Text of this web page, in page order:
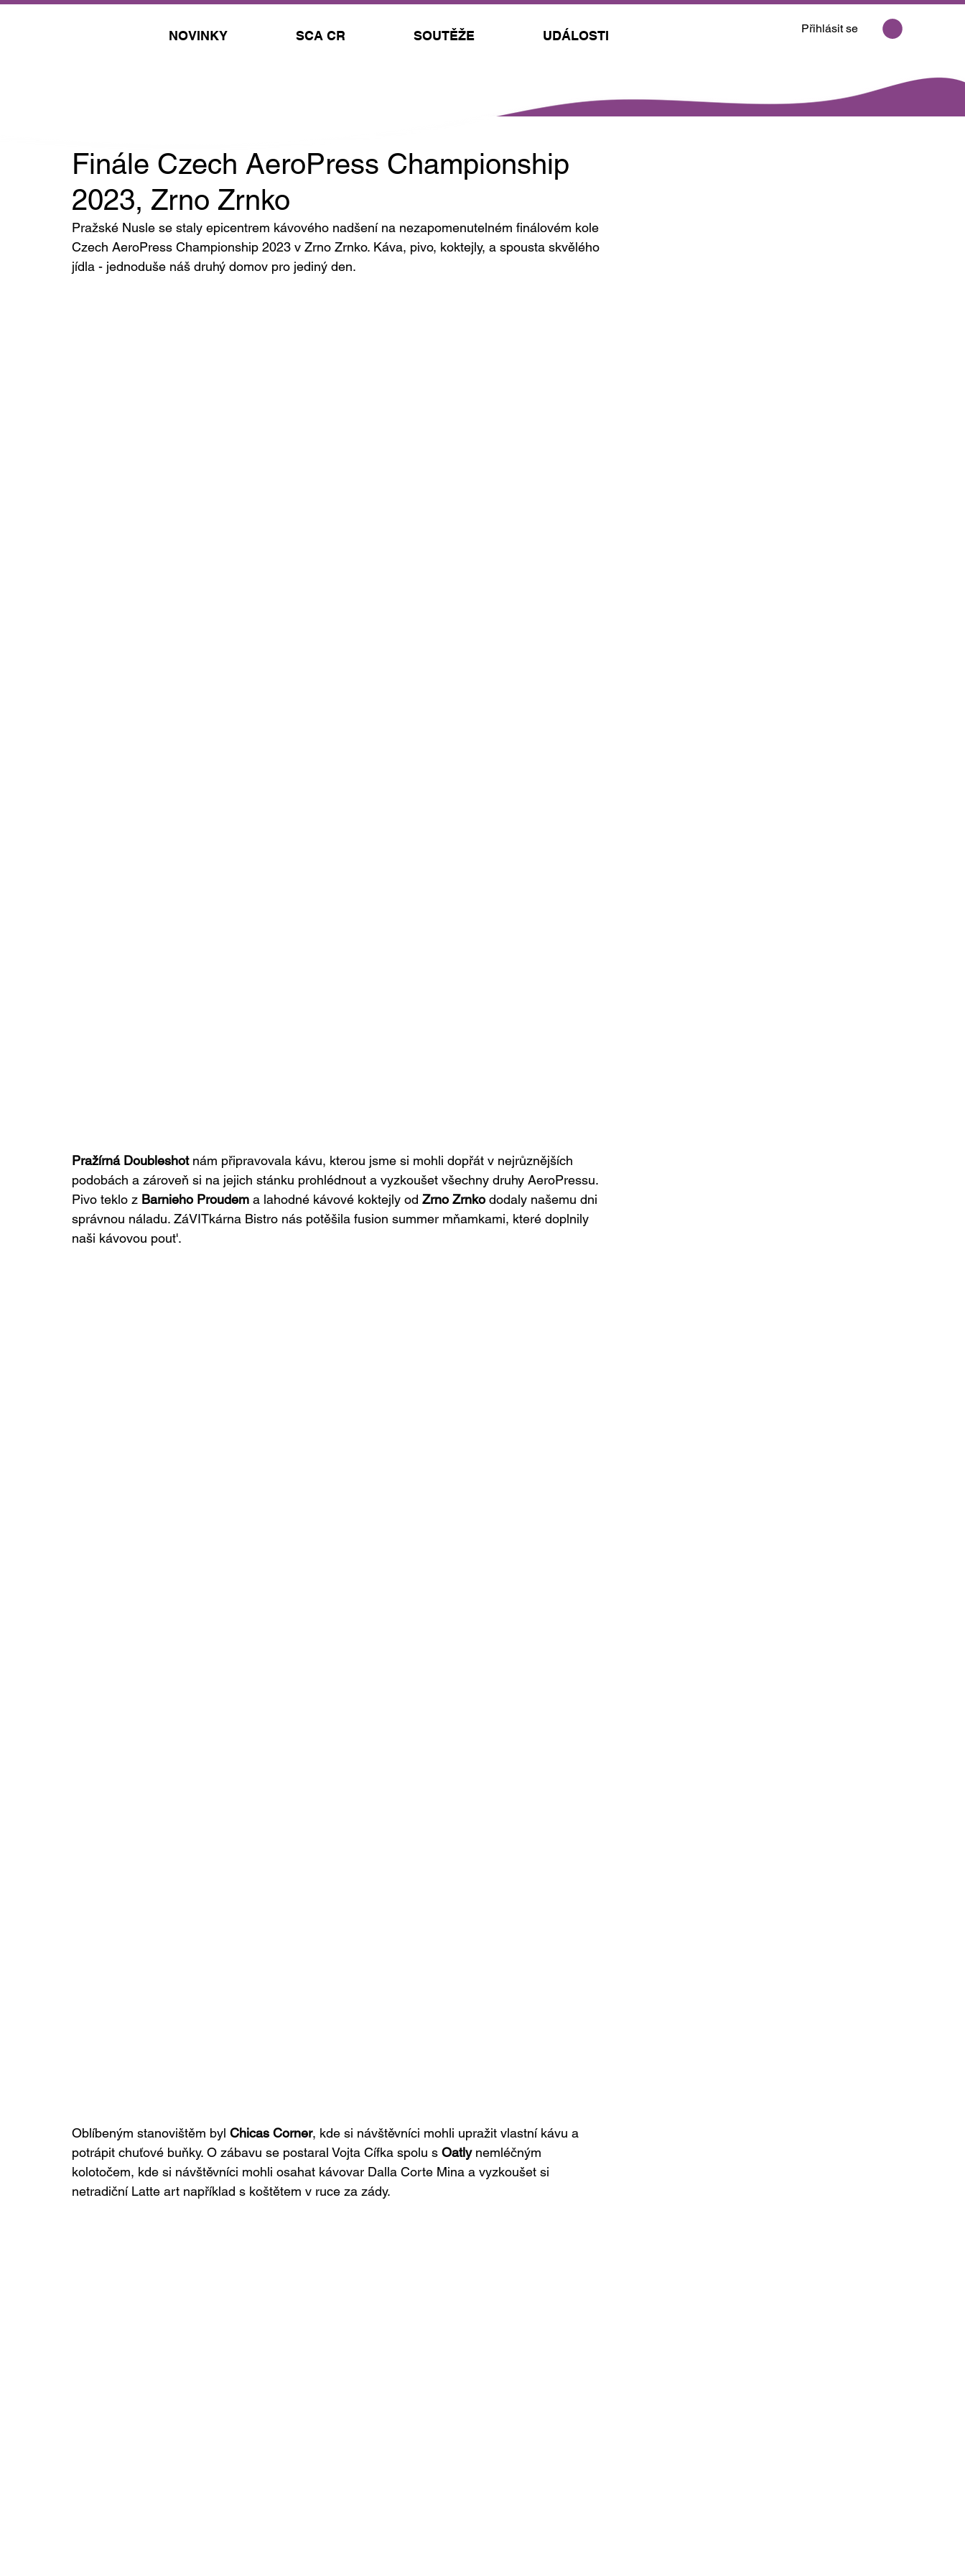
NOVINKY SCA CR SOUTĚŽE UDÁLOSTI Přihlásit se
Finále Czech AeroPress Championship
2023, Zrno Zrnko
Pražské Nusle se staly epicentrem kávového nadšení na nezapomenutelném finálovém kole
Czech AeroPress Championship 2023 v Zrno Zrnko. Káva, pivo, koktejly, a spousta skvělého
jídla - jednoduše náš druhý domov pro jediný den.
Pražírná Doubleshot nám připravovala kávu, kterou jsme si mohli dopřát v nejrůznějších
podobách a zároveň si na jejich stánku prohlédnout a vyzkoušet všechny druhy AeroPressu.
Pivo teklo z Barnieho Proudem a lahodné kávové koktejly od Zrno Zrnko dodaly našemu dni
správnou náladu. ZáVITkárna Bistro nás potěšila fusion summer mňamkami, které doplnily
naši kávovou pout'.
Oblíbeným stanovištěm byl Chicas Corner, kde si návštěvníci mohli upražit vlastní kávu a
potrápit chuťové buňky. O zábavu se postaral Vojta Cífka spolu s Oatly nemléčným
kolotočem, kde si návštěvníci mohli osahat kávovar Dalla Corte Mina a vyzkoušet si
netradiční Latte art například s koštětem v ruce za zády.